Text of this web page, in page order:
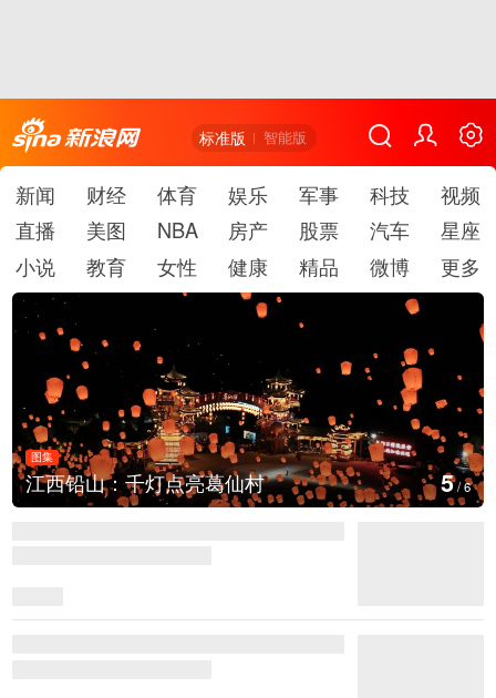
标准版 智能版
新闻 财经 体育 娱乐 军事 科技
视频
直播
美图 NBA 房产 股票 汽车
星座
小说
教育 女性 健康 精品 微博 更多
图集
江西铅山：千灯点亮葛仙村 5/6